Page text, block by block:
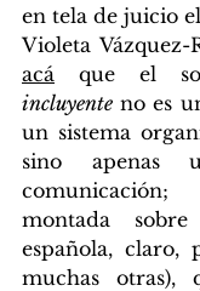
en tela de juicio
acá que el
incluyente no es
un sistema
sino apenas
montada
española, claro,
muchas otras),